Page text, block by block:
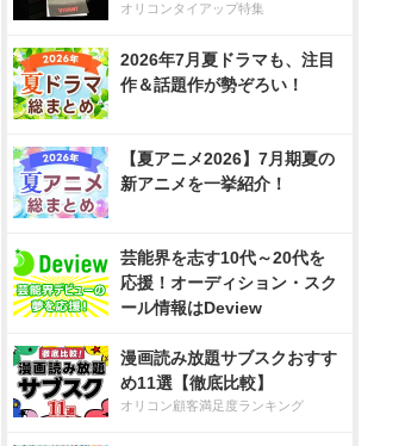
オリコンタイアップ特集
2026年7月夏ドラマも、注目
作＆話題作が勢ぞろい！
【夏アニメ2026】7月期夏の
新アニメを一挙紹介！
芸能界を志す10代～20代を
応援！オーディション・スク
ール情報はDeview
漫画読み放題サブスクおすす
め11選【徹底比較】
オリコン顧客満足度ランキング